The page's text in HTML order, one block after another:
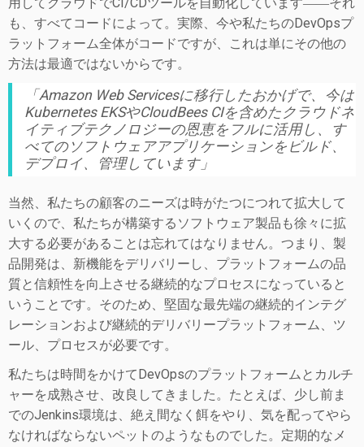
も、すべてコードによって。実際、今や私たちのDevOpsプ
ラットフォーム全体がコードですが、これは単にその他の
方法は最適ではないからです。
「Amazon Web Servicesに移行したおかげで、今は
Kubernetes EKSやCloudBees CIを含めたクラウドネ
イティブテクノロジーの恩恵をフルに活用し、す
べてのソフトウェアアプリケーションをビルド、
デプロイ、管理しています」
当然、私たちの顧客のニーズは時がたつにつれて拡大して
いくので、私たちが構築するソフトウェア製品も徐々に拡
大する必要があることは忘れてはなりません。つまり、製
品開発は、新機能をデリバリーし、プラットフォームの品
質と信頼性を向上させる継続的なプロセスになっていると
いうことです。そのため、堅固な最先端の継続的インテグ
レーションおよび継続的デリバリープラットフォーム、ツ
ール、プロセスが必要です。
私たちは時間をかけてDevOpsのプラットフォームとカルチ
ャーを成熟させ、改良してきました。たとえば、少し前ま
でのJenkins環境は、絶え間なく餌をやり、気を配ってやら
なければならないペットのようなものでした。定期的なメ